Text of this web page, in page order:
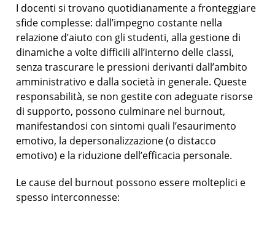
I docenti si trovano quotidianamente a fronteggiare
sfide complesse: dall’impegno costante nella
relazione d’aiuto con gli studenti, alla gestione di
dinamiche a volte difficili all’interno delle classi,
senza trascurare le pressioni derivanti dall’ambito
amministrativo e dalla società in generale. Queste
responsabilità, se non gestite con adeguate risorse
di supporto, possono culminare nel burnout,
manifestandosi con sintomi quali l’esaurimento
emotivo, la depersonalizzazione (o distacco
emotivo) e la riduzione dell’efficacia personale.
Le cause del burnout possono essere molteplici e
spesso interconnesse: